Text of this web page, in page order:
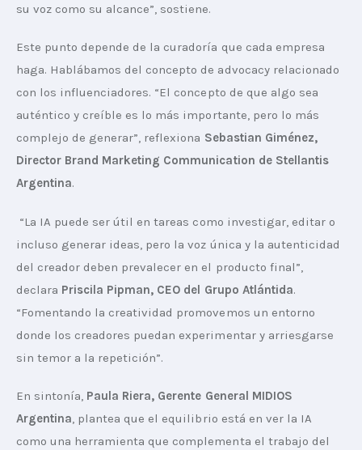
su voz como su alcance”, sostiene.
Este punto depende de la curadoría que cada empresa
haga. Hablábamos del concepto de advocacy relacionado
con los influenciadores. “El concepto de que algo sea
auténtico y creíble es lo más importante, pero lo más
complejo de generar”, reflexiona Sebastian Giménez,
Director Brand Marketing Communication de Stellantis
Argentina.
“La IA puede ser útil en tareas como investigar, editar o
incluso generar ideas, pero la voz única y la autenticidad
del creador deben prevalecer en el producto final”,
declara Priscila Pipman, CEO del Grupo Atlántida.
“Fomentando la creatividad promovemos un entorno
donde los creadores puedan experimentar y arriesgarse
sin temor a la repetición”.
En sintonía, Paula Riera, Gerente General MIDIOS
Argentina, plantea que el equilibrio está en ver la IA
como una herramienta que complementa el trabajo del